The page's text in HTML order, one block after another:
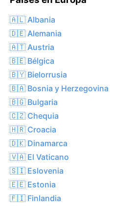
🇦🇱 Albania
🇩🇪 Alemania
🇦🇹 Austria
🇧🇪 Bélgica
🇧🇾 Bielorrusia
🇧🇦 Bosnia y Herzegovina
🇧🇬 Bulgaria
🇨🇿 Chequia
🇭🇷 Croacia
🇩🇰 Dinamarca
🇻🇦 El Vaticano
🇸🇮 Eslovenia
🇪🇪 Estonia
🇫🇮 Finlandia